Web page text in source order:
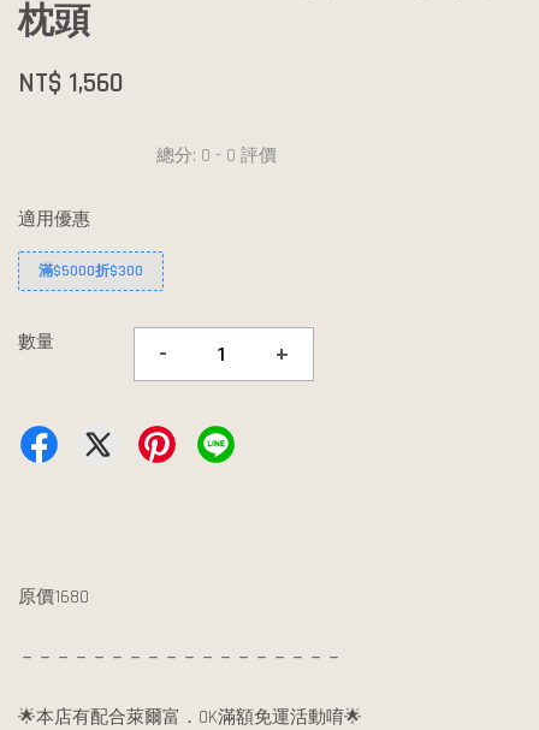
枕頭
NT$ 1,560
總分: 0 - 0 評價
適用優惠
滿$5000折$300
數量 - +
原價1680
－－－－－－－－－－－－－－－－－－
🌟本店有配合萊爾富．OK滿額免運活動唷🌟